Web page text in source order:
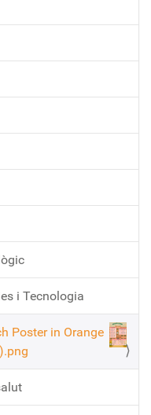
i Tecnologia
Poster in Orange